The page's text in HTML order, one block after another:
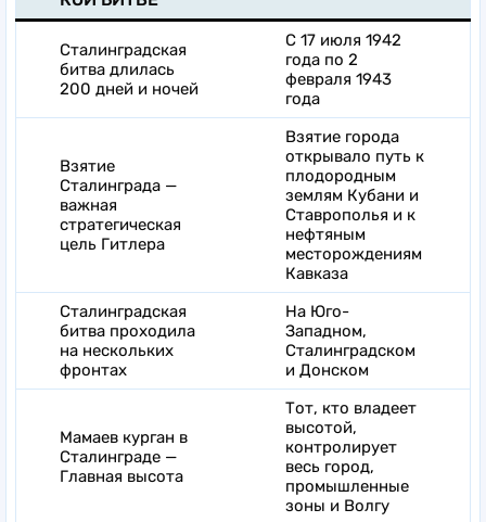
КОЙ БИТВЕ
Сталинградская
битва длилась
200 дней и ночей
С 17 июля 1942
года по 2
февраля 1943
года
Взятие
Сталинграда —
важная
стратегическая
цель Гитлера
Взятие города
открывало путь к
плодородным
землям Кубани и
Ставрополья и к
нефтяным
месторождениям
Кавказа
Сталинградская
битва проходила
на нескольких
фронтах
На Юго-
Западном,
Сталинградском
и Донском
Мамаев курган в
Сталинграде —
Главная высота
Тот, кто владеет
высотой,
контролирует
весь город,
промышленные
зоны и Волгу